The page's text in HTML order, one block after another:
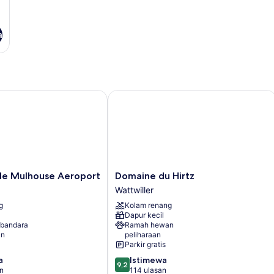
Mulhouse Aeroport
Aeroport
Domaine
du
Hirtz
Wattwiller
Domaine du Hirtz
Wattwiller
Kolam renang
Dapur kecil
Ramah hewan
peliharaan
Parkir gratis
9.2
dari
9,2 Istimewa
114 ulasan
Domaine du Hirtz